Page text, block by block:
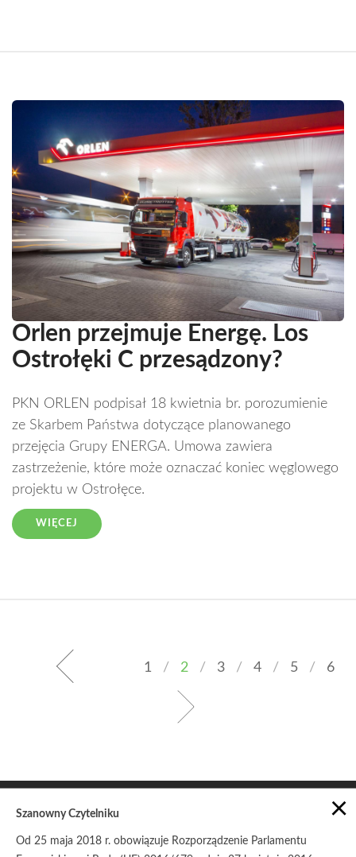
Orlen przejmuje Energę. Los
Ostrołęki C przesądzony?
PKN ORLEN podpisał 18 kwietnia br. porozumienie
ze Skarbem Państwa dotyczące planowanego
przejęcia Grupy ENERGA. Umowa zawiera
zastrzeżenie, które może oznaczać koniec węglowego
projektu w Ostrołęce.
WIĘCEJ
1 / 2 / 3 / 4 / 5 / 6
×
Szanowny Czytelniku
Od 25 maja 2018 r. obowiązuje Rozporządzenie Parlamentu